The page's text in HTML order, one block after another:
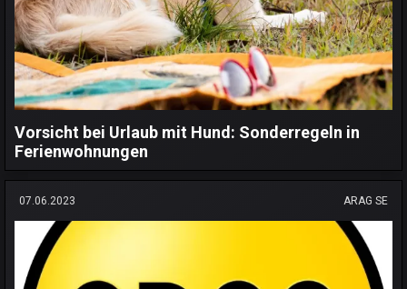
Vorsicht bei Urlaub mit Hund: Sonderregeln in
Ferienwohnungen
07.06.2023 ARAG SE